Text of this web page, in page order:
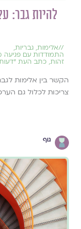
להיות גבר:
//אלימות, גבריות,
התמודדות עם פגיעה
זהות, כתב העת
הקשר בין אלימות
צריכות לכלול גם
גוף